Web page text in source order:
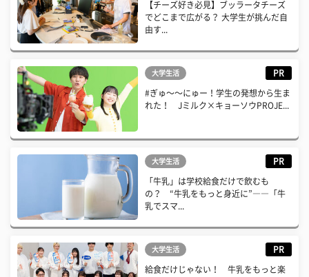
【チーズ好き必見】ブッラータチーズ
でどこまで広がる？ 大学生が挑んだ自
由す...
大学生活 PR
#ぎゅ〜〜にゅー！学生の発想から生ま
れた！ Jミルク×キョーソウPROJE...
大学生活 PR
「牛乳」は学校給食だけで飲むも
の？ “牛乳をもっと身近に”――「牛
乳でスマ...
大学生活 PR
給食だけじゃない！ 牛乳をもっと楽